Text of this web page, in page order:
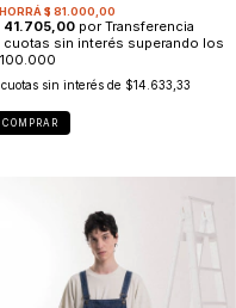
cuotas sin interés de $14.633,33
COMPRAR